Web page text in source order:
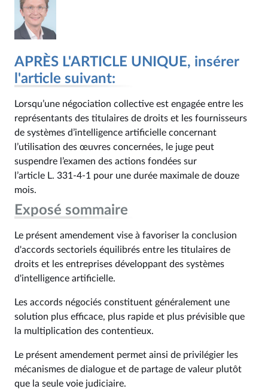
APRÈS L'ARTICLE UNIQUE, insérer
l'article suivant:
Lorsqu’une négociation collective est engagée entre les
représentants des titulaires de droits et les fournisseurs
de systèmes d’intelligence artificielle concernant
l’utilisation des œuvres concernées, le juge peut
suspendre l’examen des actions fondées sur
l’article L. 331‑4-1 pour une durée maximale de douze
mois.
Exposé sommaire
Le présent amendement vise à favoriser la conclusion
d'accords sectoriels équilibrés entre les titulaires de
droits et les entreprises développant des systèmes
d'intelligence artificielle.
Les accords négociés constituent généralement une
solution plus efficace, plus rapide et plus prévisible que
la multiplication des contentieux.
Le présent amendement permet ainsi de privilégier les
mécanismes de dialogue et de partage de valeur plutôt
que la seule voie judiciaire.